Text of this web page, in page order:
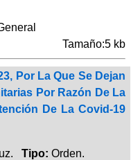
Tamaño:5 kb
Por La Que Se Dejan
Por Razón De La
De La Covid-19
Tipo: Orden.